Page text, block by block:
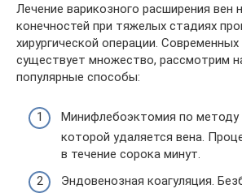
Лечение варикозного расширения вен
конечностей при тяжелых стадиях
хирургической операции.
существует множество, рассмотрим
популярные способы:
Минифлебоэктомия по методу
которой удаляется вена.
в течение сорока минут.
Эндовенозная коагуляция.